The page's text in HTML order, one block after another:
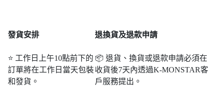
發貨安排
⭐ 工作日上午10點前下的
訂單將在工作日當天包裝
和發貨。
退換貨及退款申請
📦 退貨、換貨或退款申請必須在
收貨後7天內透過K-MONSTAR客
戶服務提出。